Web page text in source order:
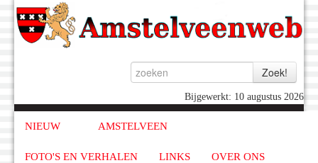
Bijgewerkt: 10 augustus 2026
NIEUW AMSTELVEEN
FOTO'S EN VERHALEN LINKS OVER ONS